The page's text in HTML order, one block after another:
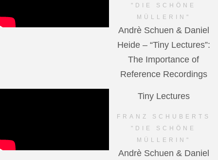
"DIE SCHÖNE
MÜLLERIN"
Andrè Schuen & Daniel
Heide – “Tiny Lectures”:
The Importance of
Reference Recordings
Tiny Lectures
FRANZ SCHUBERTS
"DIE SCHÖNE
MÜLLERIN"
Andrè Schuen & Daniel